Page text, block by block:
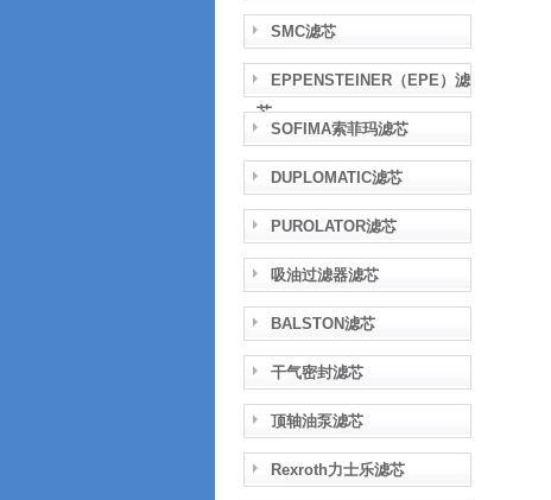
SMC滤芯
EPPENSTEINER（EPE）滤
芯
SOFIMA索菲玛滤芯
DUPLOMATIC滤芯
PUROLATOR滤芯
吸油过滤器滤芯
BALSTON滤芯
干气密封滤芯
顶轴油泵滤芯
Rexroth力士乐滤芯